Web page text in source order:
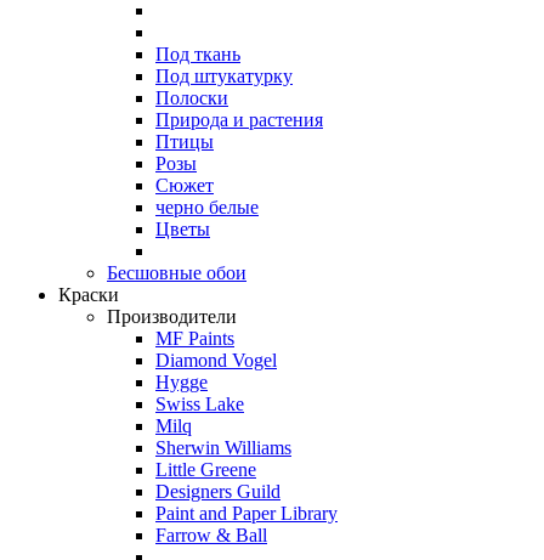
Под ткань
Под штукатурку
Полоски
Природа и растения
Птицы
Розы
Сюжет
черно белые
Цветы
Бесшовные обои
Краски
Производители
MF Paints
Diamond Vogel
Hygge
Swiss Lake
Milq
Sherwin Williams
Little Greene
Designers Guild
Paint and Paper Library
Farrow & Ball